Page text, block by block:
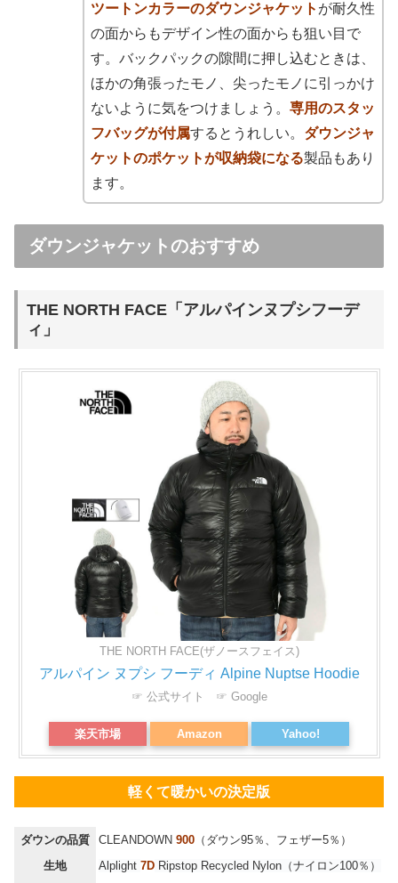
ツートンカラーのダウンジャケット が耐久性
の面からもデザイン性の面からも狙い目で
す。 バックパックの隙間に押し込むときは、
ほかの角張ったモノ、尖ったモノに引っかけ
ないように気をつけましょう 。 専用のスタッ
フバッグが付属するとうれしい。 ダウンジャ
ケットのポケットが収納袋になる製品もあり
ます。
ダウンジャケットのおすすめ
THE NORTH FACE「アルパインヌプシフーデ
ィ」
THE NORTH FACE(ザノースフェイス)
アルパイン ヌプシ フーディ Alpine Nuptse Hoodie
☞ 公式サイト ☞ Google
楽天市場 Amazon Yahoo!
軽くて暖かいの決定版
ダウンの品質 CLEANDOWN 900 （ダウン95％、フェザー5％）
生地
Alplight 7D Ripstop Recycled Nylon（ナイロン100％）